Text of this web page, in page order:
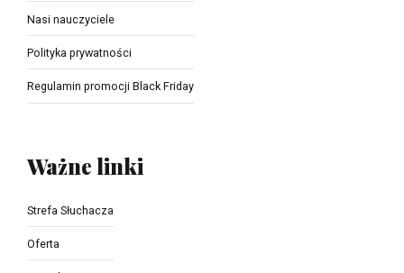
Nasi nauczyciele
Polityka prywatności
Regulamin promocji Black Friday
Ważne linki
Strefa Słuchacza
Oferta